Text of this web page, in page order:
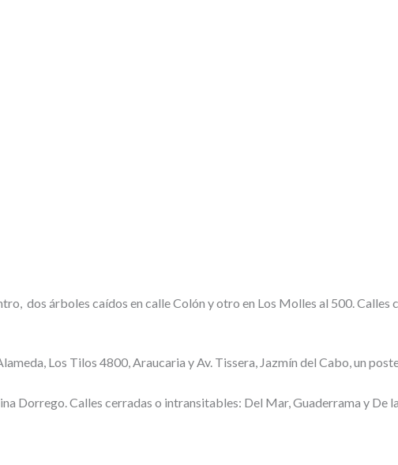
dos árboles caídos en calle Colón y otro en Los Molles al 500. Calles
Los Tilos 4800, Araucaria y Av. Tissera, Jazmín del Cabo, un
Dorrego. Calles cerradas o intransitables: Del Mar, Guaderrama y De